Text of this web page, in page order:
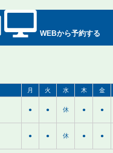
WEBから予約する
月 火 水 木 金
● ● 休 ● ●
● ● 休 ● ●